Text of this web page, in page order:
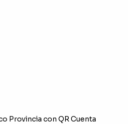
Provincia con QR Cuenta